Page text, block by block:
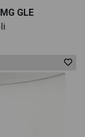
Le
quella più
GLE